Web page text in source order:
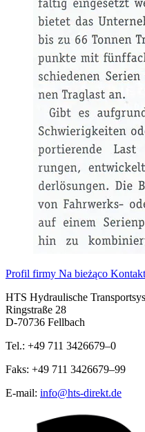
Profil firmy Na bieżąco Kontakt
HTS Hydraulische
Ringstraße 28
D-70736 Fellbach
Tel.: +49 711 3426679–0
Faks: +49 711 3426679–99
E-mail: info@hts-direkt.de